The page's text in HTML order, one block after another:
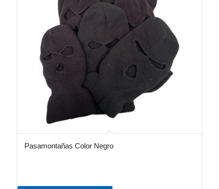
Pasamontañas Color Negro